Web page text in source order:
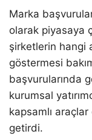
Marka
olarak piyasaya
şirketlerin hangi
göstermesi
başvurularında
kurumsal
kapsamlı
getirdi.